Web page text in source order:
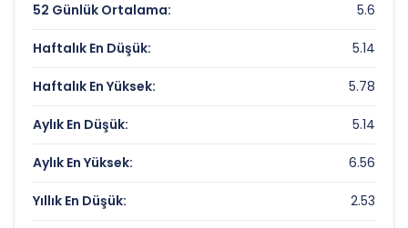
52 Günlük Ortalama: 5.6
Haftalık En Düşük: 5.14
Haftalık En Yüksek: 5.78
Aylık En Düşük: 5.14
Aylık En Yüksek: 6.56
Yıllık En Düşük: 2.53